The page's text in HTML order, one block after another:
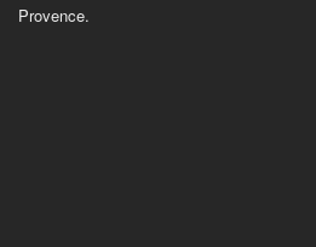
Provence.